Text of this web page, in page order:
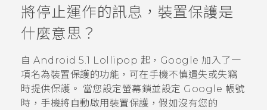
VIVERSE
應用程式
支援服務
登入
將停止運作的訊息，裝置保護是
什麼意思？
自 Android 5.1 Lollipop 起， Google 加入了一
項名為裝置保護的功能，可在手機不慎遺失或失竊
時提供保護。 當您設定螢幕鎖並設定 Google 帳號
時，手機將自動啟用裝置保護，假如沒有您的